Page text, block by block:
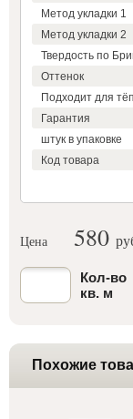
Метод укладки 1
Метод укладки 2
Твердость по
Оттенок
Подходит для
Гарантия
штук в упаковке
Код товара
Цена 580
Кол-во
кв. м
Похожие